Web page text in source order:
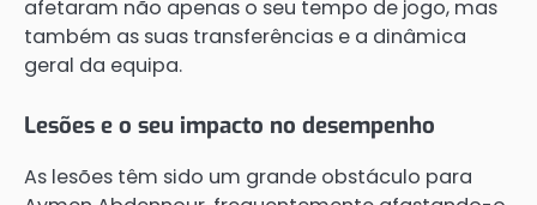
afetaram não apenas o seu tempo de jogo, mas
também as suas transferências e a dinâmica
geral da equipa.
Lesões e o seu impacto no desempenho
As lesões têm sido um grande obstáculo para